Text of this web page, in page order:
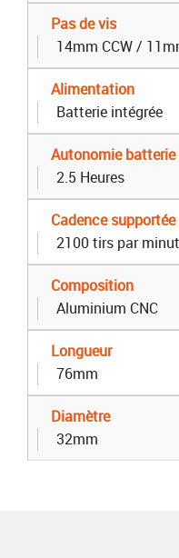
Pas de vis
14mm CCW /
Alimentation
Batterie intégrée
Autonomie batterie
2.5 Heures
Cadence supportée
2100 tirs par
Composition
Aluminium CNC
Longueur
76mm
Diamètre
32mm